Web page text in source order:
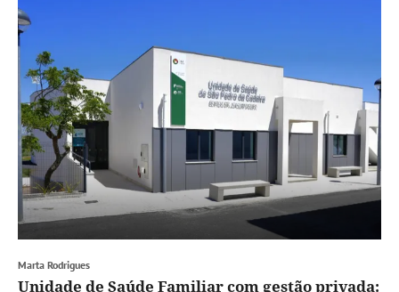
Marta Rodrigues
Unidade de Saúde Familiar com gestão privada: